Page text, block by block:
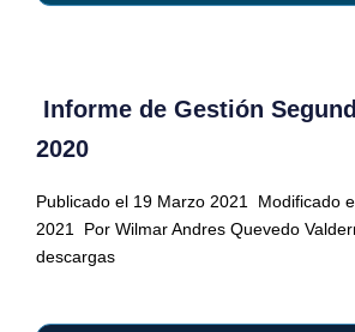
Informe de Gestión
2020
Publicado el 19 Marzo 2021
Modificado
2021
Por Wilmar Andres Quevedo
descargas